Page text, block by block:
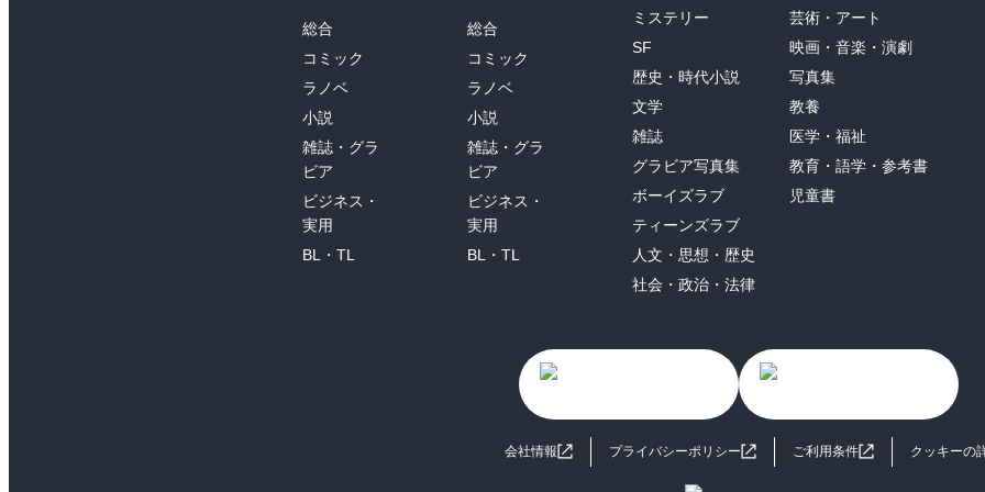
総合
コミック
ラノベ
小説
雑誌・グラ
ビア
ビジネス・
実用
BL・TL
総合
コミック
ラノベ
小説
雑誌・グラ
ビア
ビジネス・
実用
BL・TL
ミステリー
SF
歴史・時代小説
文学
雑誌
グラビア写真集
ボーイズラブ
ティーンズラブ
人文・思想・歴史
社会・政治・法律
芸術・アート
映画・音楽・演劇
写真集
教養
医学・福祉
教育・語学・参考書
児童書
会社情報 プライバシーポリシー ご利用条件 クッキーの